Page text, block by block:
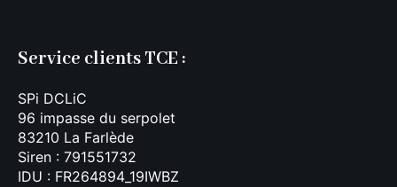
Service clients TCE :
SPi DCLiC
96 impasse du serpolet
83210 La Farlède
Siren : 791551732
IDU : FR264894_19IWBZ